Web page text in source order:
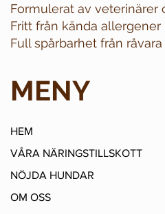
Formulerat av veterinärer
Fritt från kända allergener
Full spårbarhet från
MENY
HEM
VÅRA NÄRINGSTILLSKOTT
NÖJDA HUNDAR
OM OSS